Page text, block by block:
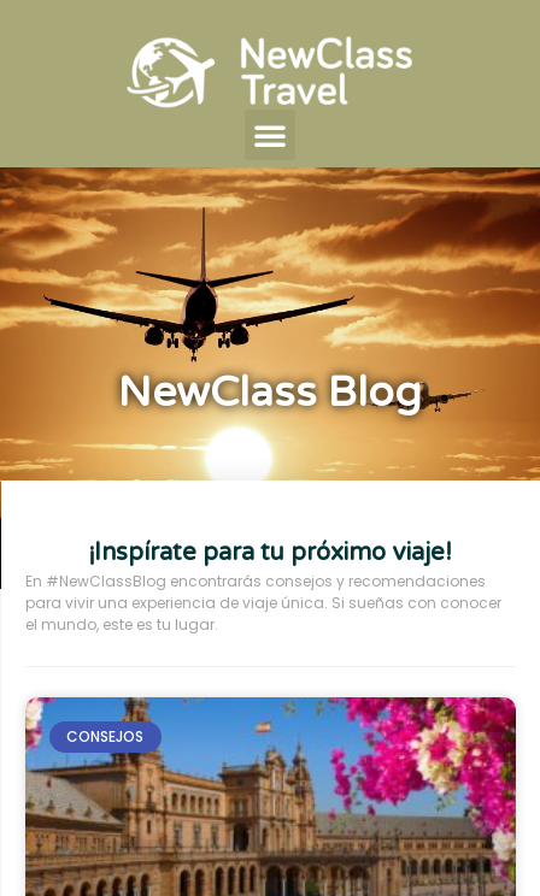
NewClass Blog
¡Inspírate para tu próximo viaje!
En #NewClassBlog encontrarás consejos y recomendaciones
para vivir una experiencia de viaje única. Si sueñas con conocer
el mundo, este es tu lugar.
CONSEJOS